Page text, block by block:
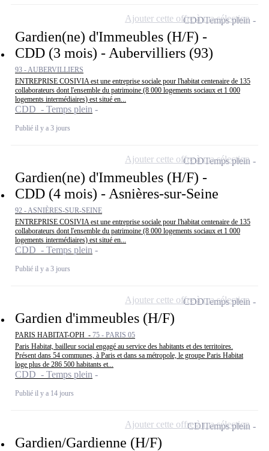
Gardien(ne) d'Immeubles (H/F) -
CDD (3 mois) - Aubervilliers (93)
93 - AUBERVILLIERS
ENTREPRISE COSIVIA est une entreprise sociale pour l'habitat centenaire de 135
collaborateurs dont l'ensemble du patrimoine (8 000 logements sociaux et 1 000
logements intermédiaires) est situé en...
CDD - Temps plein
Publié il y a 3 jours
CDDTemps plein
Ajouter cette offre à ma sélection
Gardien(ne) d'Immeubles (H/F) -
CDD (4 mois) - Asnières-sur-Seine
92 - ASNIÈRES-SUR-SEINE
ENTREPRISE COSIVIA est une entreprise sociale pour l'habitat centenaire de 135
collaborateurs dont l'ensemble du patrimoine (8 000 logements sociaux et 1 000
logements intermédiaires) est situé en...
CDD - Temps plein
Publié il y a 3 jours
CDDTemps plein
Ajouter cette offre à ma sélection
Gardien d'immeubles (H/F)
PARIS HABITAT-OPH - 75 - PARIS 05
Paris Habitat, bailleur social engagé au service des habitants et des territoires.
Présent dans 54 communes, à Paris et dans sa métropole, le groupe Paris Habitat
loge plus de 286 500 habitants et...
CDD - Temps plein
Publié il y a 14 jours
CDDTemps plein
Ajouter cette offre à ma sélection
Gardien/Gardienne (H/F)
CDITemps plein
Ajouter cette offre à ma sélection